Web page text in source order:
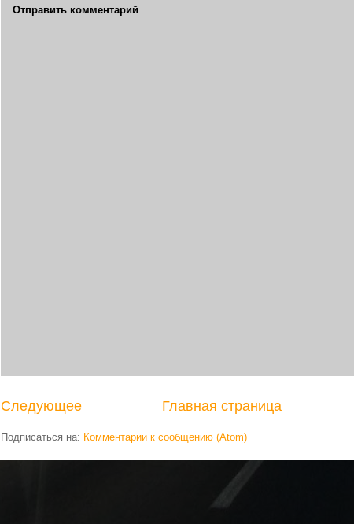
Отправить комментарий
Следующее Главная страница
Подписаться на: Комментарии к сообщению (Atom)